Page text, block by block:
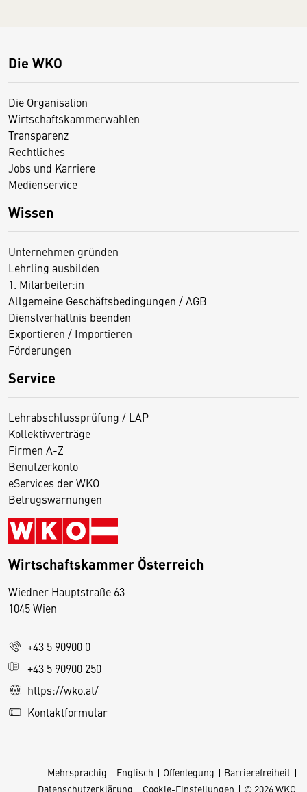
Die WKO
Die Organisation
Wirtschaftskammerwahlen
Transparenz
Rechtliches
Jobs und Karriere
Medienservice
Wissen
Unternehmen gründen
Lehrling ausbilden
1. Mitarbeiter:in
Allgemeine Geschäftsbedingungen / AGB
Dienstverhältnis beenden
Exportieren / Importieren
Förderungen
Service
Lehrabschlussprüfung / LAP
Kollektivverträge
Firmen A-Z
Benutzerkonto
eServices der WKO
Betrugswarnungen
Wirtschaftskammer Österreich
Wiedner Hauptstraße 63
1045 Wien
+43 5 90900 0
+43 5 90900 250
https://wko.at/
Kontaktformular
Mehrsprachig Englisch Offenlegung
Barrierefreiheit
Datenschutzerklärung
Cookie-Einstellungen © 2026 WKO
D
s
e
S
e